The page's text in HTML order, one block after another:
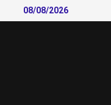
to
08/08/2026